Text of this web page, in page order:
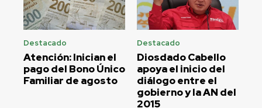
Destacado
Atención: Inician el
pago del Bono Único
Familiar de agosto
Destacado
Diosdado Cabello
apoya el inicio del
diálogo entre el
gobierno y la AN del
2015